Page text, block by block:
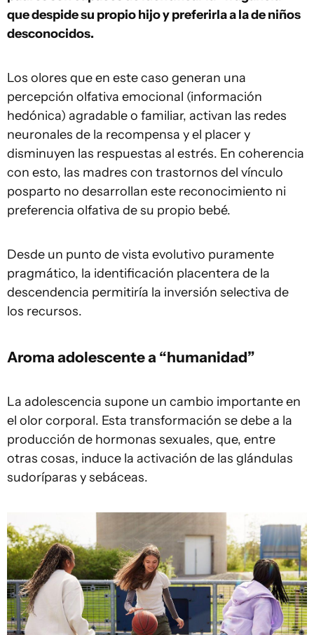
que despide su propio hijo y preferirla a la de niños
desconocidos.
Los olores que en este caso generan una
percepción olfativa emocional (información
hedónica) agradable o familiar, activan las redes
neuronales de la recompensa y el placer y
disminuyen las respuestas al estrés. En coherencia
con esto, las madres con trastornos del vínculo
posparto no desarrollan este reconocimiento ni
preferencia olfativa de su propio bebé.
Desde un punto de vista evolutivo puramente
pragmático, la identificación placentera de la
descendencia permitiría la inversión selectiva de
los recursos.
Aroma adolescente a “humanidad”
La adolescencia supone un cambio importante en
el olor corporal. Esta transformación se debe a la
producción de hormonas sexuales, que, entre
otras cosas, induce la activación de las glándulas
sudoríparas y sebáceas.